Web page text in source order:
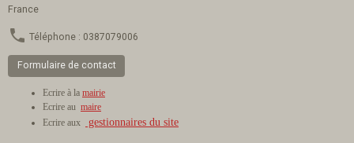
France
Téléphone : 0387079006
Formulaire de contact
Ecrire à la mairie
Ecrire au maire
Ecrire aux
gestionnaires du site